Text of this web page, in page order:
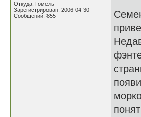
Откуда: Гомель
Зарегистрирован: 2006-04-30
Сообщений: 855